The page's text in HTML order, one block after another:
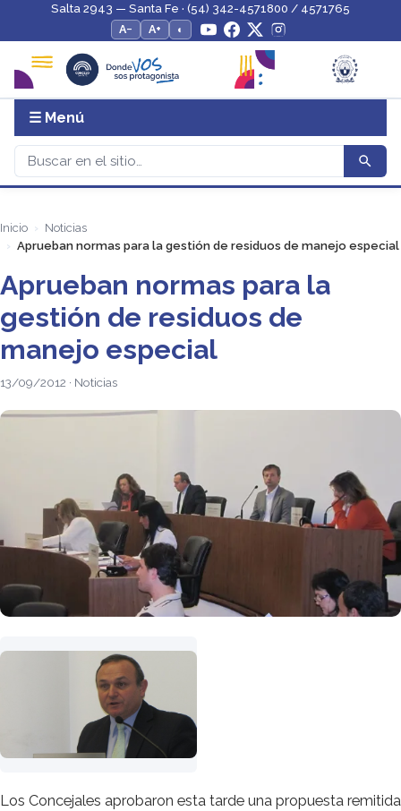
Salta 2943 — Santa Fe · (54) 342-4571800 / 4571765
A−
A+ ◐
☰ Menú
Inicio
Noticias
Aprueban normas para la gestión de residuos de manejo especial
Aprueban normas para la
gestión de residuos de
manejo especial
13/09/2012 · Noticias
Los Concejales aprobaron esta tarde una propuesta remitida